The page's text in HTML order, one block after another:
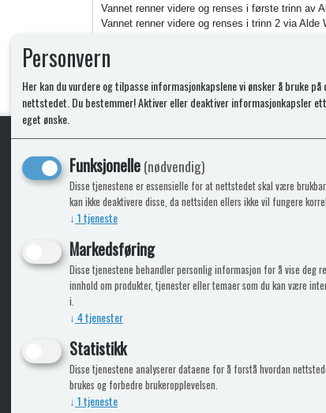
Vannet renner videre og renses i første trinn av
Vannet renner videre og renses i trinn 2 via Alde
Vannet går så videre til en T-forbindelse og
til Alde Värmepanna.
Kaldtvann varmes opp i Alde Kjelen og går
KLikk & hent
ICARAVANGRUPPEN
Trumadeler.no
Fritidsvarehuset.no
Personvern
Her kan du vurdere og tilpasse informasjonkapslene vi ønsker å bruke
nettstedet. Du bestemmer! Aktiver eller deaktiver informasjonkapsler
eget ønske.
Funksjonelle(nødvendig)
Disse tjenestene er essensielle for at nettstedet skal være
kan ikke deaktivere disse, da nettsiden ellers ikke vil fungere
↓ 1tjeneste
Markedsføring
Disse tjenestene behandler personlig informasjon for å vise deg
innhold om produkter, tjenester eller temaer som du kan være
i.
↓ 4tjenester
Statistikk
Disse tjenestene analyserer dataene for å forstå hvordan
brukes og forbedre brukeropplevelsen.
↓ 1tjeneste